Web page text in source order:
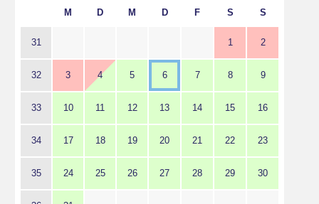
M D M D F S S
31 1 2
32 3 4 5 6 7 8 9
33 10 11 12 13 14 15 16
34 17 18 19 20 21 22 23
35 24 25 26 27 28 29 30